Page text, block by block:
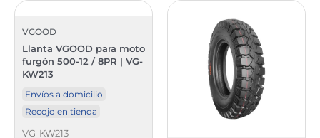
VGOOD
Llanta VGOOD para moto
furgón 500-12 / 8PR | VG-
KW213
Envíos a domicilio
Recojo en tienda
VG-KW213